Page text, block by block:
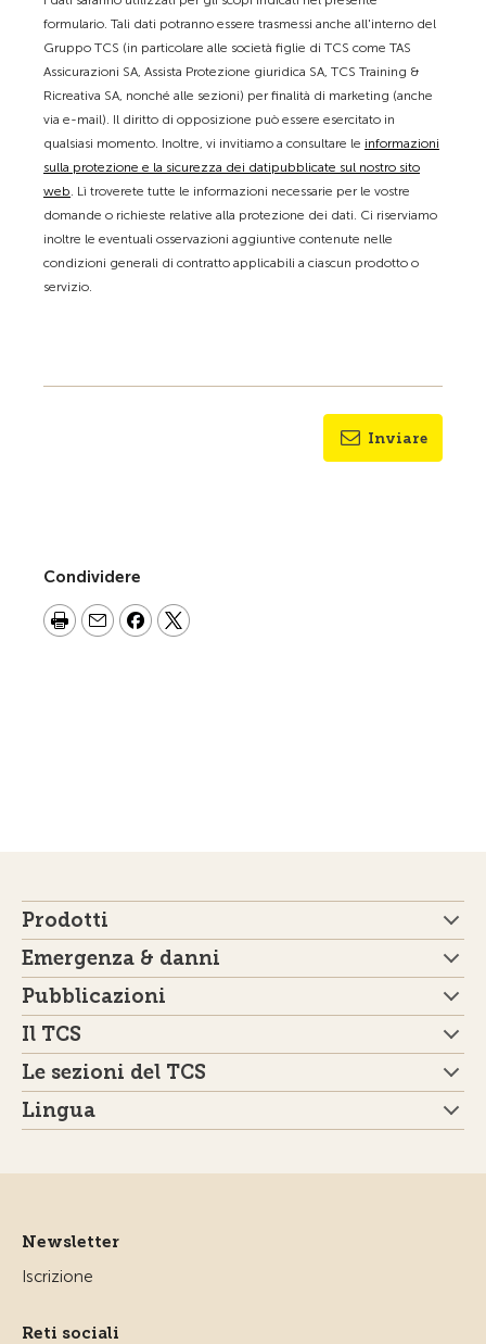
formulario. Tali dati potranno essere trasmessi anche all'interno del
Gruppo TCS (in particolare alle società figlie di TCS come TAS
Assicurazioni SA, Assista Protezione giuridica SA, TCS Training &
Ricreativa SA, nonché alle sezioni) per finalità di marketing (anche
via e-mail). Il diritto di opposizione può essere esercitato in
qualsiasi momento. Inoltre, vi invitiamo a consultare le informazioni
sulla protezione e la sicurezza dei datipubblicate sul nostro sito
web. Lì troverete tutte le informazioni necessarie per le vostre
domande o richieste relative alla protezione dei dati. Ci riserviamo
inoltre le eventuali osservazioni aggiuntive contenute nelle
condizioni generali di contratto applicabili a ciascun prodotto o
servizio.
Inviare
Condividere
Prodotti
Emergenza & danni
Pubblicazioni
Il TCS
Le sezioni del TCS
Lingua
Newsletter
Iscrizione
Reti sociali